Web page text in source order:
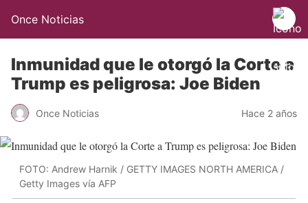
Once Noticias
Inmunidad que le otorgó la Corte a
Trump es peligrosa: Joe Biden
Once Noticias Hace 2 años
FOTO: Andrew Harnik / GETTY IMAGES NORTH AMERICA /
Getty Images vía AFP